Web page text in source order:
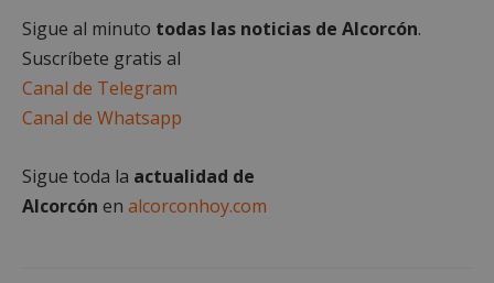
Sigue al minuto todas las noticias de Alcorcón.
Suscríbete gratis al
Canal de Telegram
Canal de Whatsapp
Sigue toda la actualidad de
Alcorcón en alcorconhoy.com
Cookies estrictamente necesarias